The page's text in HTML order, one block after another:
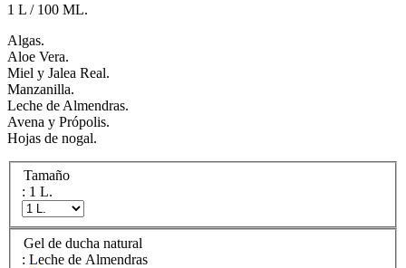
1 L / 100 ML.
Algas.
Aloe Vera.
Miel y Jalea Real.
Manzanilla.
Leche de Almendras.
Avena y Própolis.
Hojas de nogal.
Tamaño
: 1 L.
Gel de ducha natural
: Leche de Almendras